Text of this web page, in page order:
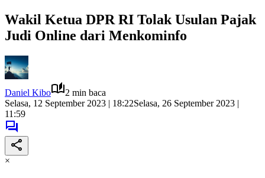
Wakil Ketua DPR RI Tolak Usulan Pajak
Judi Online dari Menkominfo
Daniel Kibo
2 min baca
Selasa, 12 September 2023 | 18:22Selasa, 26 September 2023 |
11:59
×